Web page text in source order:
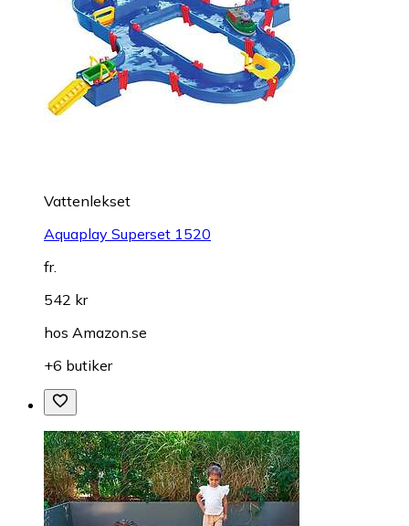
Vattenlekset
Aquaplay Superset 1520
fr.
542 kr
hos Amazon.se
+6 butiker